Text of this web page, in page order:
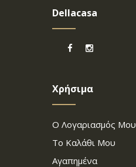
Dellacasa
Χρήσιμα
Ο Λογαριασμός Μου
Το Καλάθι Μου
Αγαπημένα